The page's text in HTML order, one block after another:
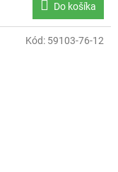
Do košíka
Kód: 59103-76-12